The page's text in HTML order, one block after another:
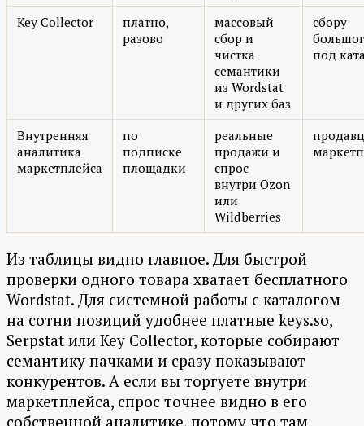
Key Collector
платно,
разово
массовый
сбор и
чистка
семантики
из Wordstat
и других баз
сбору
под
Внутренняя
аналитика
маркетплейса
по
подписке
площадки
реальные
продажи и
спрос
внутри Ozon
или
Wildberries
Из таблицы видно главное. Для быстрой
проверки одного товара хватает бесплатного
Wordstat. Для системной работы с каталогом
на сотни позиций удобнее платные keys.so,
Serpstat или Key Collector, которые собирают
семантику пачками и сразу показывают
конкурентов. А если вы торгуете внутри
маркетплейса, спрос точнее видно в его
собственной аналитике, потому что там